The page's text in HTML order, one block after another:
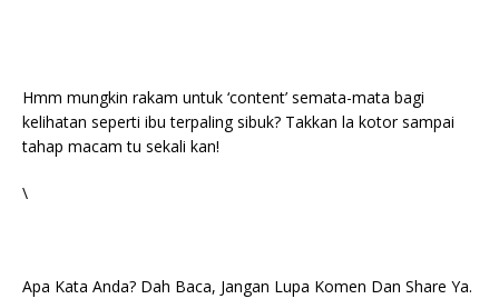
Hmm mungkin rakam untuk ‘content’ semata-mata bagi
kelihatan seperti ibu terpaling sibuk? Takkan la kotor sampai
tahap macam tu sekali kan!
\
Apa Kata Anda? Dah Baca, Jangan Lupa Komen Dan Share Ya.